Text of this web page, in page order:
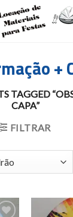
+
TAGGED
CAPA”
FILTRAR